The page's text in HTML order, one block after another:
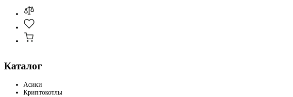
Каталог
Асики
Криптокотлы